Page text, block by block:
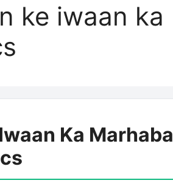
ke iwaan ka
Ka Marhaba